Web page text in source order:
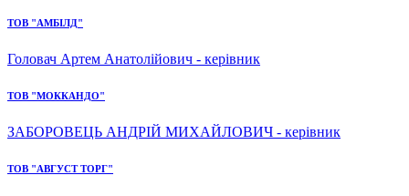
ТОВ "АМБІЛД"
Головач Артем Анатолійович - керівник
ТОВ "МОККАНДО"
ЗАБОРОВЕЦЬ АНДРІЙ МИХАЙЛОВИЧ - керівник
ТОВ "АВГУСТ ТОРГ"